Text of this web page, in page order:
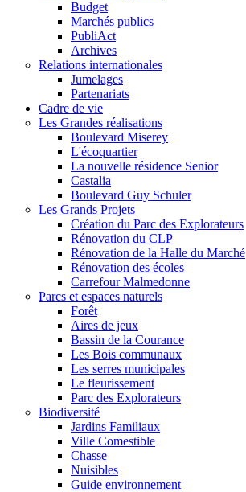
Budget
Marchés publics
PubliAct
Archives
Relations internationales
Jumelages
Partenariats
Cadre de vie
Les Grandes réalisations
Boulevard Miserey
L'écoquartier
La nouvelle résidence Senior
Castalia
Boulevard Guy Schuler
Les Grands Projets
Création du Parc des Explorateurs
Rénovation du CLP
Rénovation de la Halle du Marché
Rénovation des écoles
Carrefour Malmedonne
Parcs et espaces naturels
Forêt
Aires de jeux
Bassin de la Courance
Les Bois communaux
Les serres municipales
Le fleurissement
Parc des Explorateurs
Biodiversité
Jardins Familiaux
Ville Comestible
Chasse
Nuisibles
Guide environnement